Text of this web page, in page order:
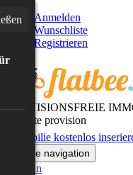
Anmelden
Wunschliste
Registrieren
PROVISIONSFREIE
gesamte provision
Immobilie kostenlos
Toggle navigation
German